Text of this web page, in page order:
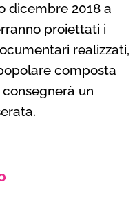
dicembre 2018 a
proiettati i
realizzati,
composta
un